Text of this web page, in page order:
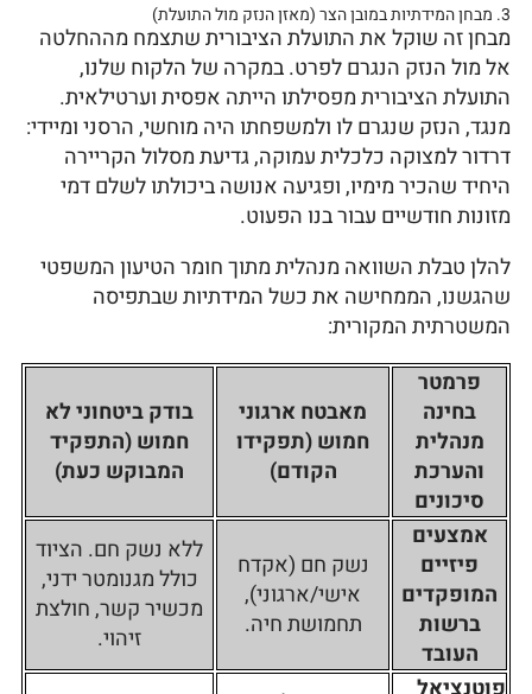
3. מבחן המידתיות במובן הצר (מאזן הנזק מול התועלת)
מבחן זה שוקל את התועלת הציבורית שתצמח מההחלטה
אל מול הנזק הנגרם לפרט. במקרה של הלקוח שלנו,
התועלת הציבורית מפסילתו הייתה אפסית וערטילאית.
מנגד, הנזק שנגרם לו ולמשפחתו היה מוחשי, הרסני ומיידי:
דרדור למצוקה כלכלית עמוקה, גדיעת מסלול הקריירה
היחיד שהכיר מימיו, ופגיעה אנושה ביכולתו לשלם דמי
מזונות חודשיים עבור בנו הפעוט.
להלן טבלת השוואה מנהלית מתוך חומר הטיעון המשפטי
שהגשנו, הממחישה את כשל המידתיות שבתפיסה
המשטרתית המקורית:
פרמטר
בחינה
מנהלית
והערכת
סיכונים
מאבטח ארגוני
חמוש (תפקידו
הקודם)
בודק ביטחוני לא
חמוש (התפקיד
המבוקש כעת)
אמצעים
פיזיים
המופקדים
ברשות
העובד
נשק חם (אקדח
אישי/ארגוני),
תחמושת חיה.
ללא נשק חם. הציוד
כולל מגנומטר ידני,
מכשיר קשר, חולצת
זיהוי.